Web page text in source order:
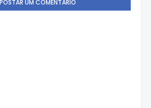
POSTAR UM COMENTÁRIO